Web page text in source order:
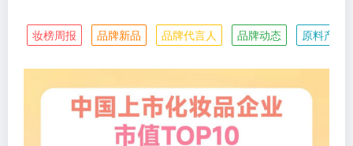
妆榜周报 品牌新品 品牌代言人 品牌动态 原料产业